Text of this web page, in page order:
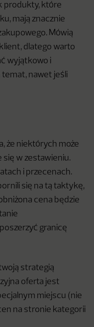
produkty, które
mają znacznie
Mówią
dlatego warto
wyjątkowo i
nawet jeśli
że niektórych może
się w zestawieniu.
i przecenach.
się na tą taktykę,
cena będzie
granicę
strategią
oferta jest
miejscu (nie
na stronie kategorii